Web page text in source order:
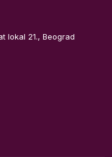
lokal 21., Beograd